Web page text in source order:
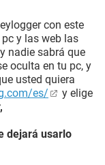
con este
y las web las
nadie sabrá que
oculta en tu pc, y
usted quiera
es/
y elige
dejará usarlo